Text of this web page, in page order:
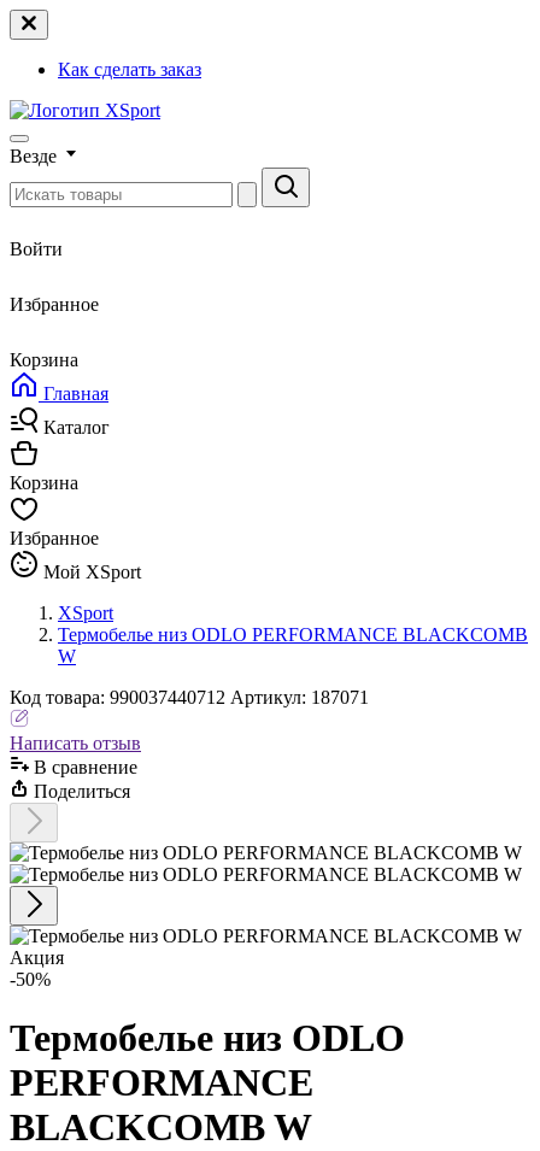
Как сделать заказ
Везде
Войти
Избранное
Корзина
Главная
Каталог
Корзина
Избранное
Мой XSport
XSport
Термобелье низ ODLO PERFORMANCE BLACKCOMB
W
Код товара: 990037440712 Артикул: 187071
Написать отзыв
В сравнениe
Поделиться
Акция
-50%
Термобелье низ ODLO
PERFORMANCE
BLACKCOMB W